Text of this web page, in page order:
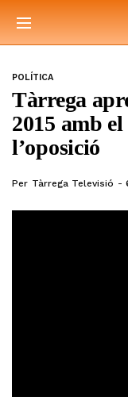
POLÍTICA
Tàrrega
2015 amb
l’oposició
Per Tàrrega Televisió